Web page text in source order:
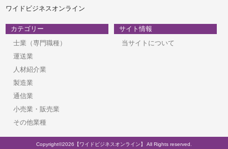
ワイドビジネスオンライン
カテゴリー
士業（専門職種）
運送業
人材紹介業
製造業
通信業
小売業・販売業
その他業種
サイト情報
当サイトについて
Copyright©2026【ワイドビジネスオンライン】 All Rights reserved.